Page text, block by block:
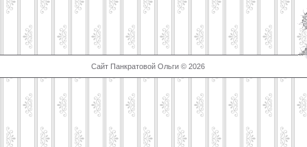
Сайт Панкратовой Ольги © 2026